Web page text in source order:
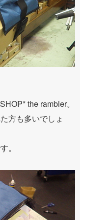
the rambler。
方も多いでしょ
。